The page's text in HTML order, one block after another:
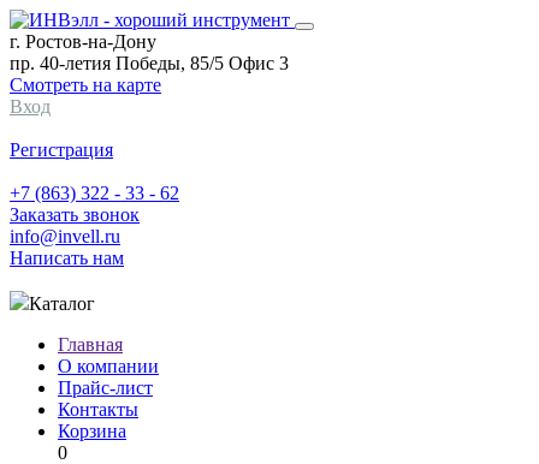
г. Ростов-на-Дону
пр. 40-летия Победы, 85/5 Офис 3
Смотреть на карте
Вход
Регистрация
+7 (863) 322 - 33 - 62
Заказать звонок
info@invell.ru
Написать нам
Каталог
Главная
О компании
Прайс-лист
Контакты
Корзина
0